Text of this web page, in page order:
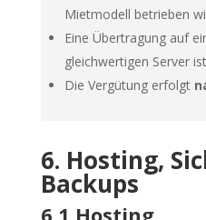
Mietmodell betrieben
Eine Übertragung auf
gleichwertigen Server
Die Vergütung erfolgt
6. Hosting,
Backups
6.1 Hosting